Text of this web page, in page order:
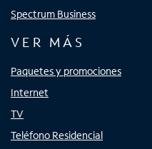
Spectrum Business
VER MÁS
Paquetes y promociones
Internet
TV
Teléfono Residencial